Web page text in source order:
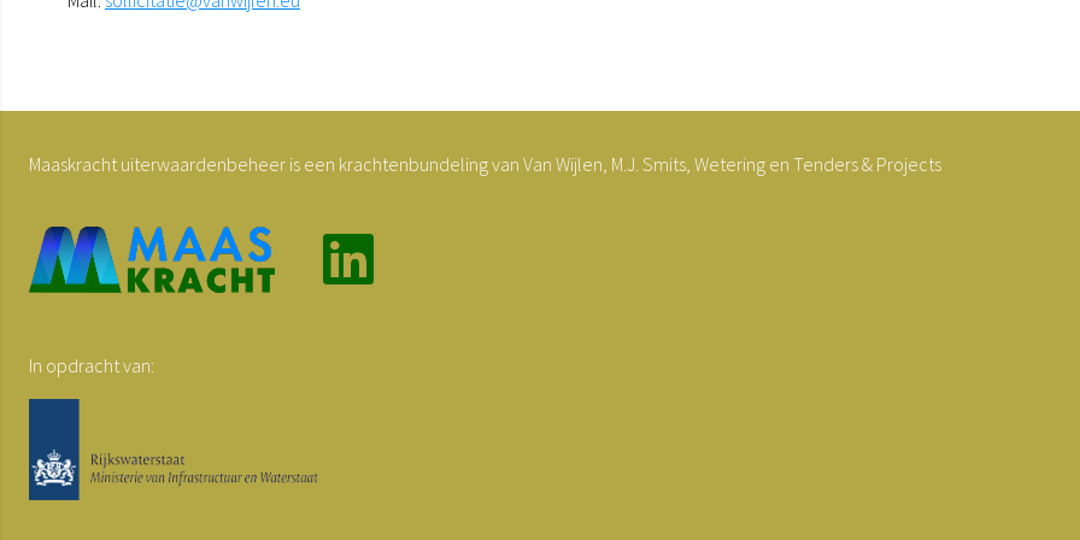
Maaskracht uiterwaardenbeheer is een krachtenbundeling van Van Wijlen, M.J. Smits, Wetering en Tenders & Projects
In opdracht van: